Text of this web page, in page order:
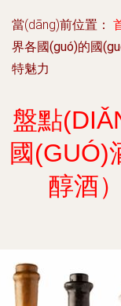
當(dāng)前位置：
界各國(guó)的國
特魅力
盤點
國(GUÓ)
醇酒